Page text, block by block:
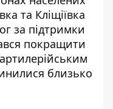
та Кліщіївка
за підтримки
покращити
близько